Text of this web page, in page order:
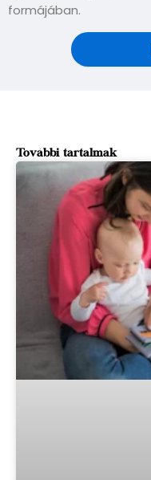
formájában.
További tartalmak